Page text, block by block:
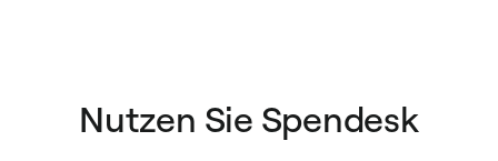
Nutzen Sie Spendesk